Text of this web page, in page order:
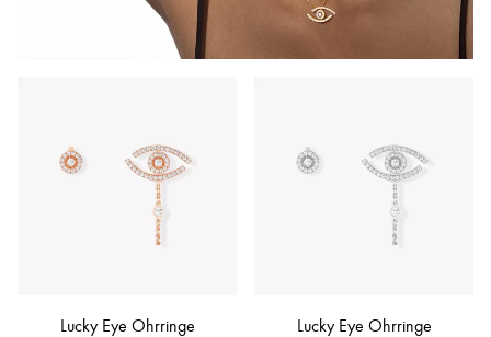
Lucky Eye Ohrringe Lucky Eye Ohrringe